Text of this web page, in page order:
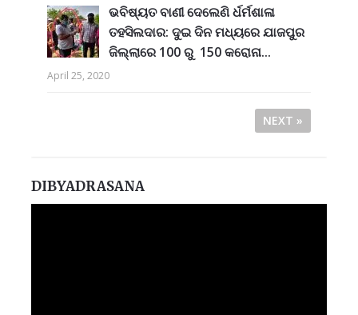
ଭବିଷ୍ୟତ ବାଣୀ ଦେଲେଣି ର୍ଧର୍ମଶାଳା
ତହସିଲଦାର: ଦୁଇ ଦିନ ମଧ୍ୟରେ ଯାଜପୁର
ଜିଲ୍ଲାରେ 100 ରୁ 150 କରୋନା...
April 25, 2020
NEXT »
DIBYADRASANA